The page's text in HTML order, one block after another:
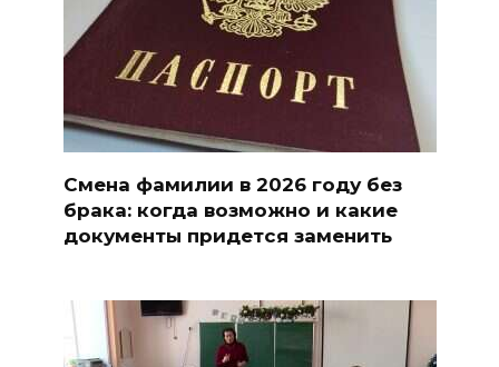
Смена фамилии в 2026 году без
брака: когда возможно и какие
документы придется заменить